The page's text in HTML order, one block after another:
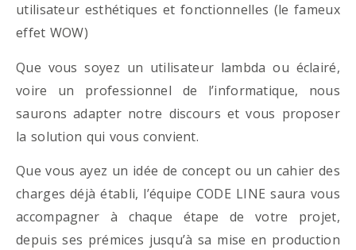
utilisateur esthétiques et fonctionnelles (le fameux
effet WOW)
Que vous soyez un utilisateur lambda ou éclairé,
voire un professionnel de l’informatique, nous
saurons adapter notre discours et vous proposer
la solution qui vous convient.
Que vous ayez un idée de concept ou un cahier des
charges déjà établi, l’équipe CODE LINE saura vous
accompagner à chaque étape de votre projet,
depuis ses prémices jusqu’à sa mise en production